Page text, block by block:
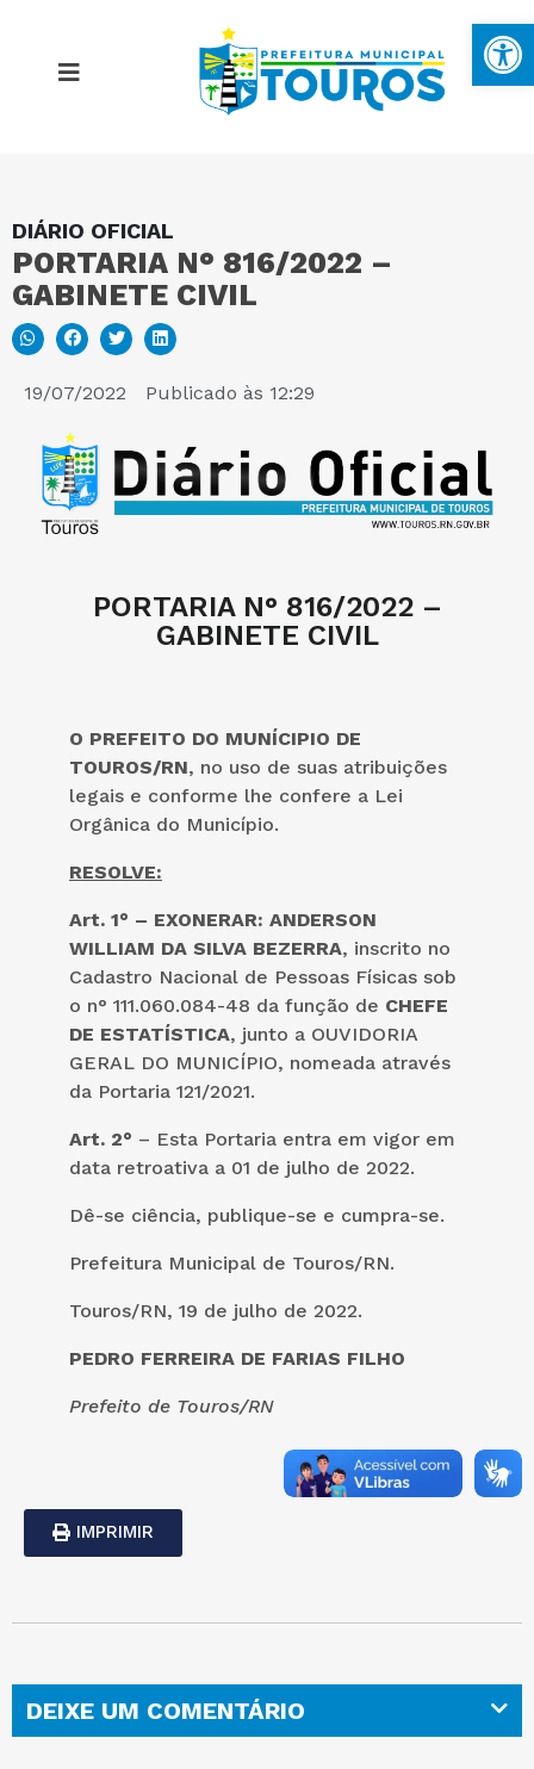
DIÁRIO OFICIAL
PORTARIA N° 816/2022 –
GABINETE CIVIL
19/07/2022 Publicado às 12:29
PORTARIA N° 816/2022 –
GABINETE CIVIL
O PREFEITO DO MUNÍCIPIO DE
TOUROS/RN, no uso de suas atribuições
legais e conforme lhe confere a Lei
Orgânica do Município.
RESOLVE:
Art. 1° – EXONERAR: ANDERSON
WILLIAM DA SILVA BEZERRA, inscrito no
Cadastro Nacional de Pessoas Físicas sob
o n° 111.060.084-48 da função de CHEFE
DE ESTATÍSTICA, junto a OUVIDORIA
GERAL DO MUNICÍPIO, nomeada através
da Portaria 121/2021.
Art. 2° – Esta Portaria entra em vigor em
data retroativa a 01 de julho de 2022.
Dê-se ciência, publique-se e cumpra-se.
Prefeitura Municipal de Touros/RN.
Touros/RN, 19 de julho de 2022.
PEDRO FERREIRA DE FARIAS FILHO
Prefeito de Touros/RN
IMPRIMIR
DEIXE UM COMENTÁRIO
MAPA DO SITE
PORTAL DA TRANSPARÊNCIA
E-SIC
PERGUNTAS FREQUENTES